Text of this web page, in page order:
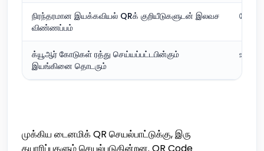
நிரந்தரமான இயக்கவியல் QRக் குறியீடுகளுடன் இலவச
விண்ணப்பம்
க்யூஆர் கோடுகள் ரத்து செய்யப்பட்டபின்கும்
இயங்கினை தொடரும்
முக்கிய டைனமிக் QR செயல்பாட்டுக்கு, இரு